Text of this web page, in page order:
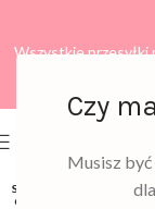
Czy
Musisz być
Wszystkie
SOLD
OUT